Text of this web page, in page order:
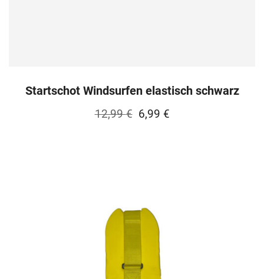
Startschot Windsurfen elastisch schwarz
12,99€ Ursprünglicher
6,99 €Aktueller